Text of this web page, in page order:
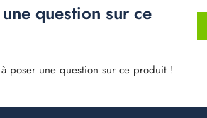
question sur ce
poser une question sur ce produit !